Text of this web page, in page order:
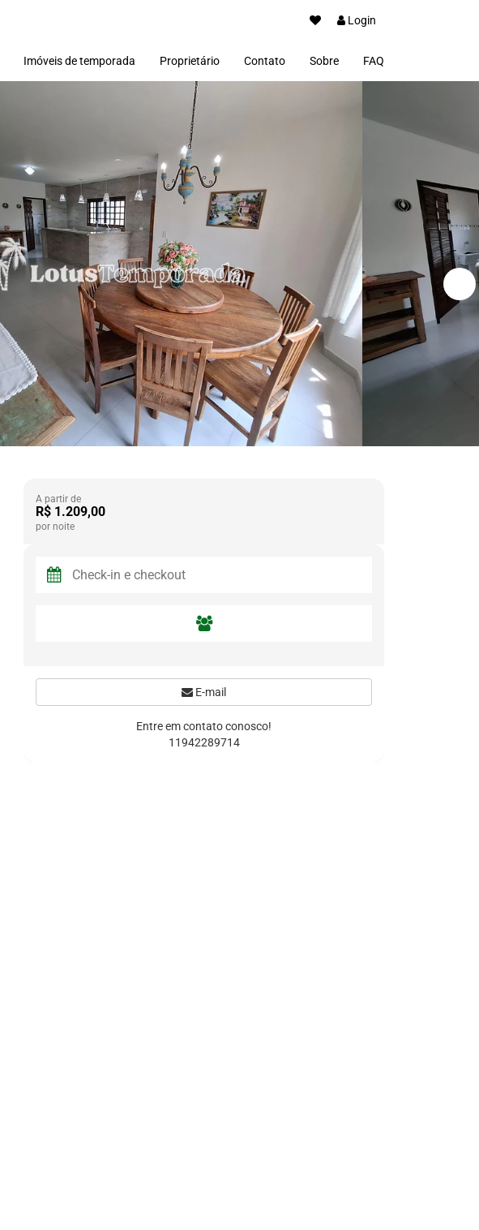
Login
Imóveis de temporada Proprietário
Anuncie seu imóvel
Painel proprietário
Contato Sobre FAQ
A partir de
R$ 1.209,00
por noite
E-mail
Entre em contato conosco!
11942289714